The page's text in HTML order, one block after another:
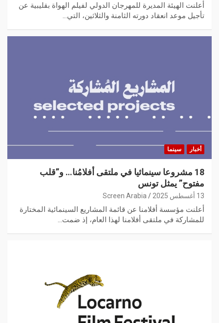
أعلنت الهيئة المديرة للمهرجان الدولي لفيلم الهواة بقليبية عن
تأجيل موعد انعقاد دورته الثامنة والثلاثين، التي…
أخبار سينما
18 مشروعا سينمائيا في ملتقى أفلامُنا… و”قلب
مفتوح” يمثل تونس
13 أغسطس 2025 Screen Arabia
أعلنت مؤسسة أفلامنا عن قائمة المشاريع السينمائية المختارة
للمشاركة في ملتقى أفلامنا لهذا العام، إذ ضمت…